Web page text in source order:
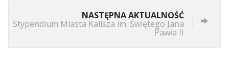
NASTĘPNA AKTUALNOŚĆ
Stypendium Miasta Kalisza im. Świętego Jana
Pawła II